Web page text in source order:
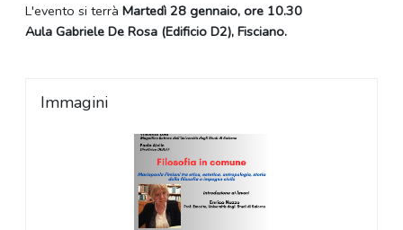
L'evento si terrà Martedì 28 gennaio, ore 10.30
Aula Gabriele De Rosa (Edificio D2), Fisciano.
Immagini